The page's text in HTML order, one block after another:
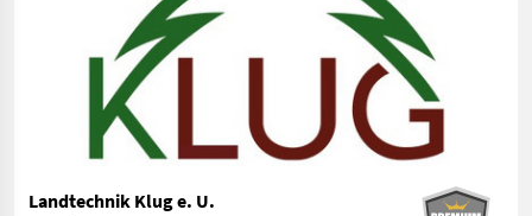
Landtechnik Klug e. U.